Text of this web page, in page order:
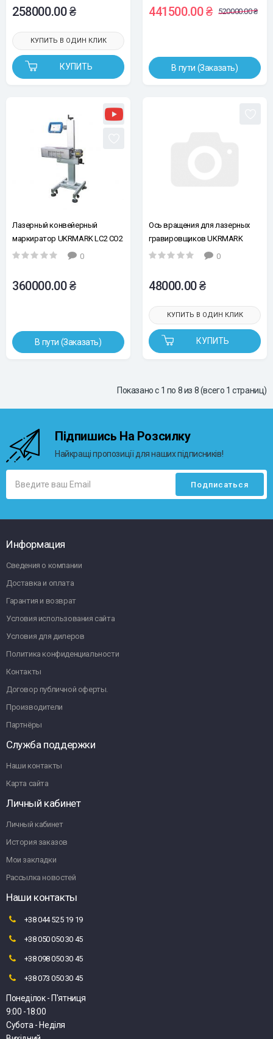
258000.00 ₴
КУПИТЬ
КУПИТЬ В ОДИН КЛИК
441500.00 ₴ 520000.00 ₴
В пути (Заказать)
Лазерный конвейерный
маркиратор UKRMARK LC2 CO2
0
360000.00 ₴
В пути (Заказать)
Ось вращения для лазерных
гравировщиков UKRMARK
0
48000.00 ₴
КУПИТЬ
КУПИТЬ В ОДИН КЛИК
Показано с 1 по 8 из 8 (всего 1 страниц)
Підпишись На Розсилку
Найкращі пропозиції для наших підписників!
Информация
Сведения о компании
Доставка и оплата
Гарантия и возврат
Условия использования сайта
Условия для дилеров
Политика конфиденциальности
Контакты
Договор публичной оферты.
Производители
Партнёры
Служба поддержки
Наши контакты
Карта сайта
Личный кабинет
Личный кабинет
История заказов
Мои закладки
Рассылка новостей
Наши контакты
+38 044 525 19 19
+38 050 050 30 45
+38 098 050 30 45
+38 073 050 30 45
Понеділок - П'ятниця
9:00 -18:00
Субота - Неділя